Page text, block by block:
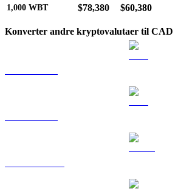
1,000 WBT $78,380 $60,380
Konverter andre kryptovalutaer til CAD